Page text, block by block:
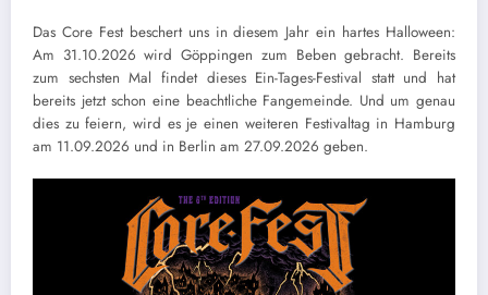
Das Core Fest beschert uns in diesem Jahr ein hartes Halloween:
Am 31.10.2026 wird Göppingen zum Beben gebracht. Bereits
zum sechsten Mal findet dieses Ein-Tages-Festival statt und hat
bereits jetzt schon eine beachtliche Fangemeinde. Und um genau
dies zu feiern, wird es je einen weiteren Festivaltag in Hamburg
am 11.09.2026 und in Berlin am 27.09.2026 geben.